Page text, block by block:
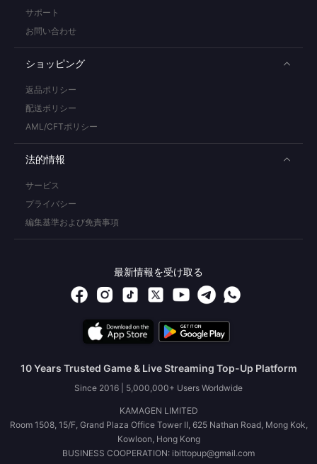
サポート
お問い合わせ
ショッピング
返品ポリシー
配送ポリシー
AML/CFTポリシー
法的情報
サービス
プライバシー
編集基準および免責事項
最新情報を受け取る
10 Years Trusted Game & Live Streaming Top-Up Platform
Since 2016 | 5,000,000+ Users Worldwide
KAMAGEN LIMITED
Room 1508, 15/F, Grand Plaza Office Tower II, 625 Nathan Road, Mong Kok,
Kowloon, Hong Kong
BUSINESS COOPERATION: ibittopup@gmail.com